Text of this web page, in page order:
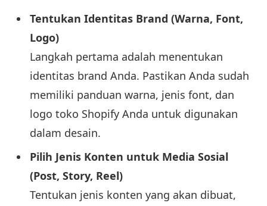
Tentukan Identitas Brand (Warna, Font,
Logo)
Langkah pertama adalah menentukan
identitas brand Anda. Pastikan Anda sudah
memiliki panduan warna, jenis font, dan
logo toko Shopify Anda untuk digunakan
dalam desain.
Pilih Jenis Konten untuk Media Sosial
(Post, Story, Reel)
Tentukan jenis konten yang akan dibuat,